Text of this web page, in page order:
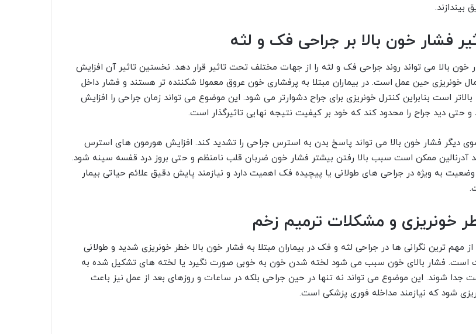
بیندازند.
فشار خون بالا بر جراحی فک و لثه
خون بالا می تواند روند جراحی فک و لثه را از جهات مختلف تحت تاثیر قرار دهد. نخستین تاثیر آن افزایش
خونریزی حین عمل است. در بیماران مبتلا به پرفشاری خون عروق معمولا شکننده تر هستند و فشار داخل
بالاتر است بنابراین کنترل خونریزی برای جراح دشوارتر می شود. این موضوع می تواند زمان جراحی را افزایش
حتی دید جراح را محدود کند که خود بر کیفیت نتیجه نهایی تاثیرگذار است.
دیگر فشار خون بالا می تواند پاسخ بدن به استرس جراحی را تشدید کند. افزایش هورمون های استرس
آدرنالین ممکن است سبب بالا رفتن بیشتر فشار خون ضربان قلب نامنظم و حتی بروز درد قفسه سینه شود.
وضعیت به ویژه در جراحی های طولانی یا پیچیده فک اهمیت دارد و نیازمند پایش دقیق علائم حیاتی بیمار
خونریزی و مشکلات ترمیم زخم
مهم ترین نگرانی ها در جراحی لثه و فک در بیماران مبتلا به فشار خون بالا خطر خونریزی شدید و طولانی
است. فشار بالای خون سبب می شود لخته شدن خون به خوبی صورت نگیرد یا لخته های تشکیل شده به
جدا شوند. این موضوع می تواند نه تنها در حین جراحی بلکه در ساعات و روزهای بعد از عمل نیز باعث
شود که نیازمند مداخله فوری پزشکی است.